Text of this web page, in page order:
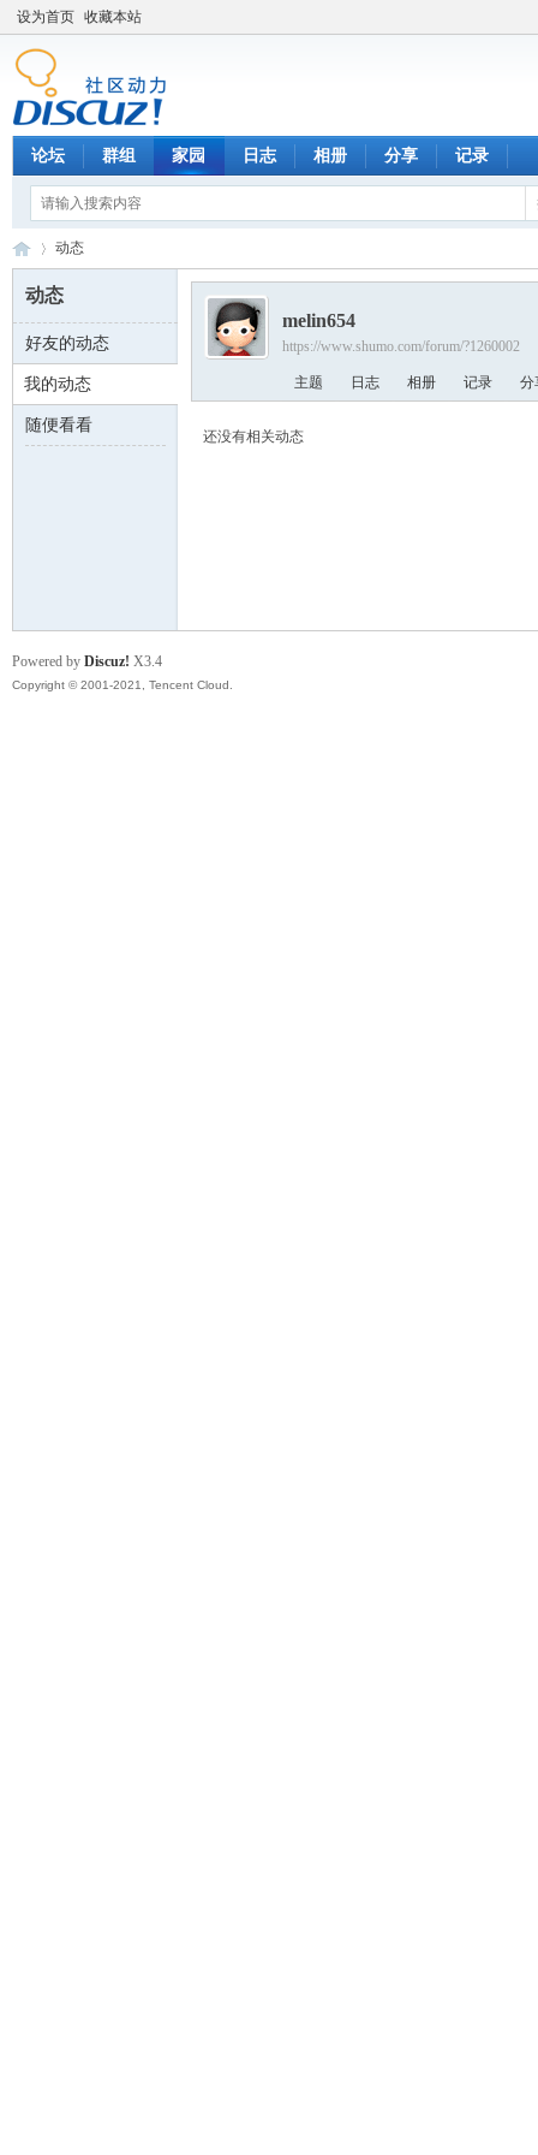
设为首页 收藏本站
论坛 群组 家园 日志 相册 分享 记录
数 ›
动态
动态
好友的动态
我的动态
随便看看
melin654
https://www.shumo.com/forum/?1260002
主题 日志 相册 记录 分
还没有相关动态
Powered by Discuz! X3.4
Copyright © 2001-2021, Tencent Cloud.